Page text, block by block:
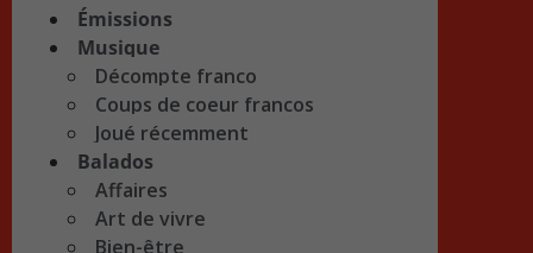
Émissions
Musique
Décompte franco
Coups de coeur francos
Joué récemment
Balados
Affaires
Art de vivre
Bien-être